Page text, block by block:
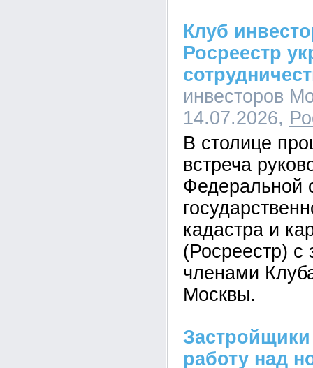
Клуб
Росреестр
инвесторов
14.07.2026,
В столице
встреча
Федеральной
кадастра и
(Росреестр) с
членами
Москвы.
работу над